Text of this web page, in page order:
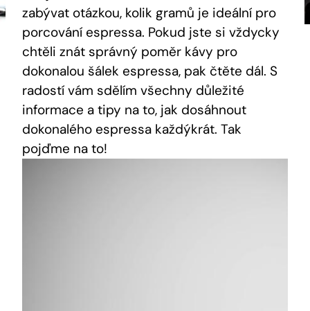
zabývat otázkou, kolik⁣ gramů ⁤je​ ideální pro
porcování espressa. Pokud jste si vždycky
chtěli znát správný poměr kávy pro
dokonalou šálek espressa, pak čtěte dál. S
radostí‍ vám sdělím všechny ‍důležité
informace a tipy​ na to, jak dosáhnout
dokonalého espressa každýkrát. Tak
pojďme na to!